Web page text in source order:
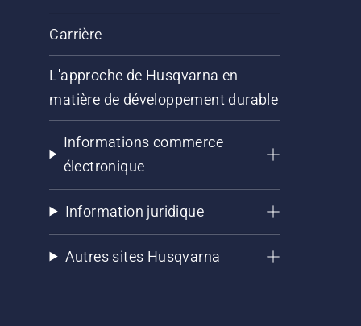
Carrière
L'approche de Husqvarna en
matière de développement durable
Informations commerce
électronique
Information juridique
Autres sites Husqvarna